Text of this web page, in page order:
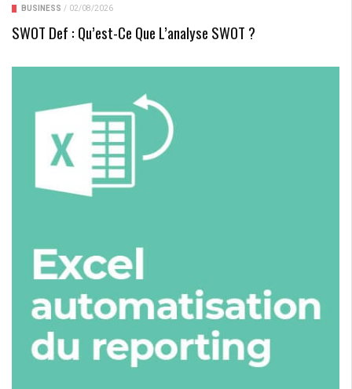
BUSINESS / 02/08/2026
SWOT Def : Qu’est-Ce Que L’analyse SWOT ?